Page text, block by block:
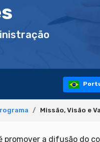
Missão, Visão e
promover a difusão do